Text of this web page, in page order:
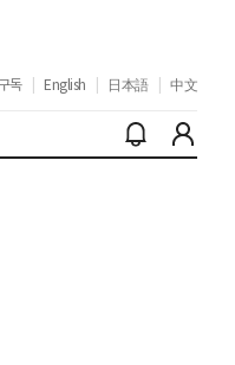
독 English 日本語 中文